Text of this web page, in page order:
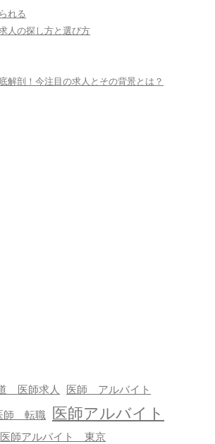
れる
人の探し方と選び方
解剖！今注目の求人とその背景とは？
医師求人 医師 アルバイト
師 転職 医師アルバイト
医師アルバイト 東京